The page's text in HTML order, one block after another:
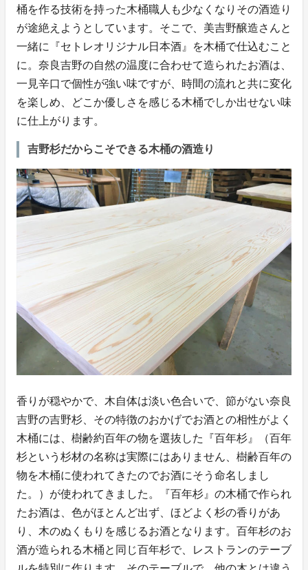
桶を作る技術を持った木桶職人も少なくなりその酒造り
が途絶えようとしています。そこで、美吉野醸造さんと
一緒に『セトレオリジナル日本酒』を木桶で仕込むこと
に。奈良吉野の自然の温度に合わせて造られたお酒は、
一見辛口で個性が強い味ですが、時間の流れと共に変化
を楽しめ、どこか優しさを感じる木桶でしか出せない味
に仕上がります。
吉野杉だからこそできる木桶の酒造り
香りが穏やかで、木自体は淡い色合いで、節がない奈良
吉野の吉野杉、その特徴のおかげでお酒との相性がよく
木桶には、樹齢約百年の物を選抜した『百年杉』（百年
杉という杉材の名称は実際にはありません、樹齢百年の
物を木桶に使われてきたのでお酒にそう命名しまし
た。）が使われてきました。『百年杉』の木桶で作られ
たお酒は、色がほとんど出ず、ほどよく杉の香りがあ
り、木のぬくもりを感じるお酒となります。百年杉のお
酒が造られる木桶と同じ百年杉で、レストランのテーブ